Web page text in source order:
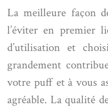
La meilleure façon
l’éviter en premier
d’utilisation et
grandement
votre puff et à vous
agréable. La qualité